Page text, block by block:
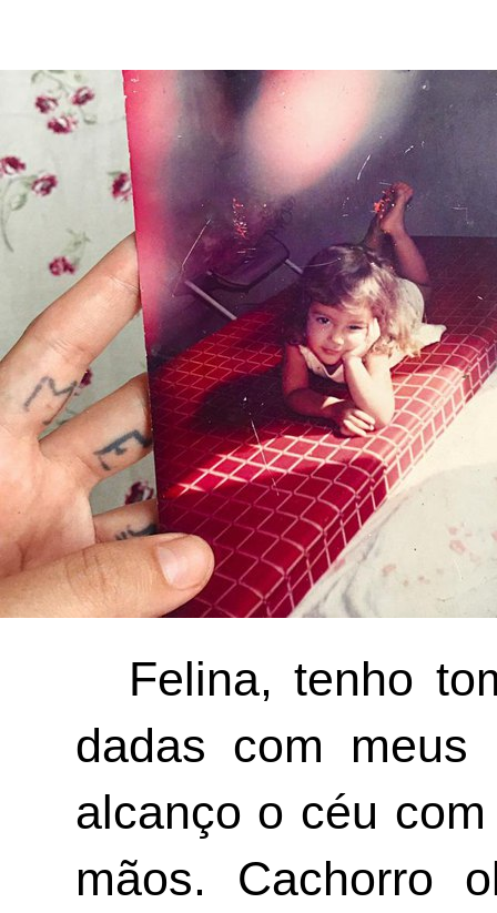
Felina, tenho
dadas com meus
alcanço o céu
mãos. Cachorro